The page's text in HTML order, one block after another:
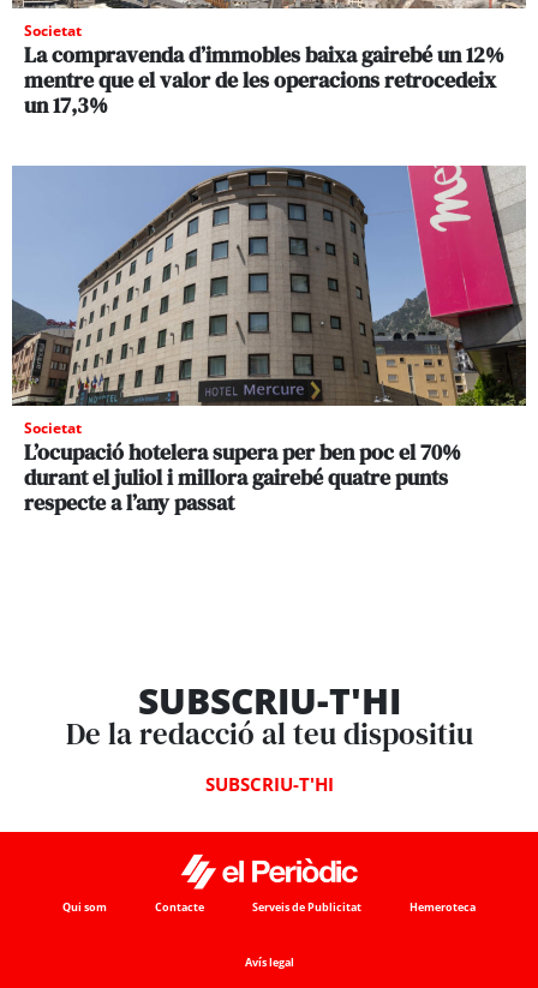
Societat
La compravenda d’immobles baixa gairebé un 12%
mentre que el valor de les operacions retrocedeix
un 17,3%
Societat
L’ocupació hotelera supera per ben poc el 70%
durant el juliol i millora gairebé quatre punts
respecte a l’any passat
SUBSCRIU-T'HI
De la redacció al teu dispositiu
SUBSCRIU-T'HI
Qui som Contacte Serveis de Publicitat Hemeroteca
Avís legal